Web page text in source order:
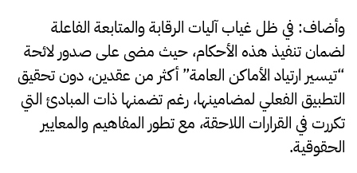
وأضاف: في ظل غياب آليات الرقابة والمتابعة الفاعلة
لضمان تنفيذ هذه الأحكام، حيث مضى على صدور لائحة
“تيسير ارتياد الأماكن العامة” أكثر من عقدين، دون تحقيق
التطبيق الفعلي لمضامينها، رغم تضمنها ذات المبادئ التي
تكررت في القرارات اللاحقة، مع تطور المفاهيم والمعايير
الحقوقية.